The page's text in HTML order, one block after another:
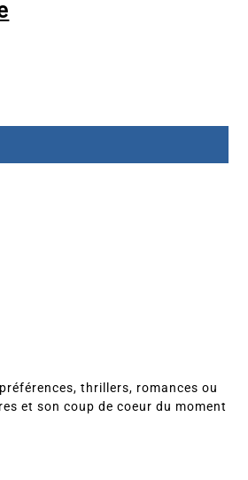
thrillers, romances ou
et son coup de coeur du moment